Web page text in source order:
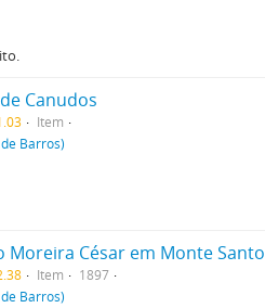
Canudos
Item
Barros)
Moreira César em Monte Santo
Item
1897
Barros)